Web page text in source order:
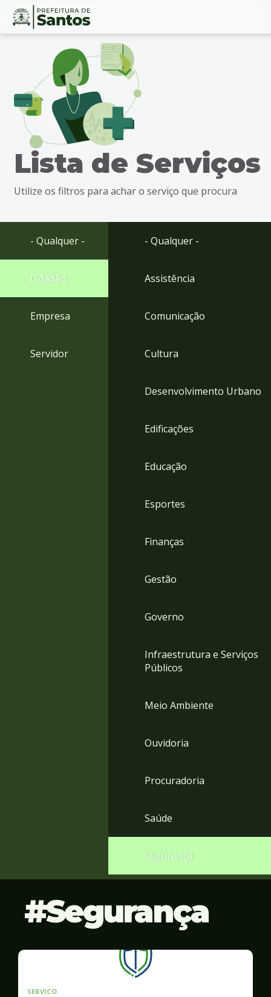
Ir
busca
Ir
rodapé
Conteúdo
Lista de Serviços
Utilize os filtros para achar o serviço que procura
- Qualquer -
Cidadão
Empresa
Servidor
- Qualquer -
Assistência
Comunicação
Cultura
Desenvolvimento Urbano
Edificações
Educação
Esportes
Finanças
Gestão
Governo
Infraestrutura e Serviços
Públicos
Meio Ambiente
Ouvidoria
Procuradoria
Saúde
Segurança
Segurança
SERVICO